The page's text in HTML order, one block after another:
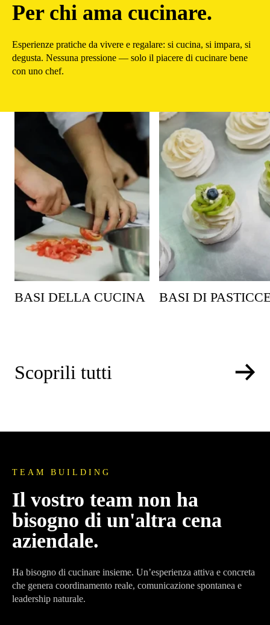
Per chi ama cucinare.
Esperienze pratiche da vivere e regalare: si cucina, si impara, si
degusta. Nessuna pressione — solo il piacere di cucinare bene
con uno chef.
BASI DELLA CUCINA BASI DI
Scoprili tutti
TEAM BUILDING
Il vostro team non ha
bisogno di un'altra cena
aziendale.
Ha bisogno di cucinare insieme. Un’esperienza attiva e concreta
che genera coordinamento reale, comunicazione spontanea e
leadership naturale.